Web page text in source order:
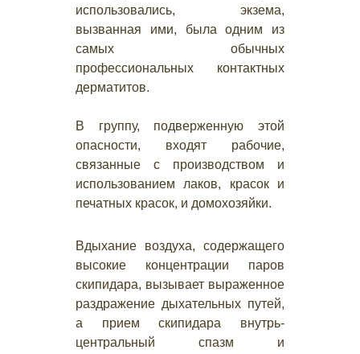
использовались, экзема,
вызванная ими, была одним из
самых обычных
профессиональных контактных
дерматитов.
В группу, подверженную этой
опасности, входят рабочие,
связанные с производством и
использованием лаков, красок и
печатных красок, и домохозяйки.
Вдыхание воздуха, содержащего
высокие концентрации паров
скипидара, вызывает выраженное
раздражение дыхательных путей,
а прием скипидара внутрь-
центральный спазм и